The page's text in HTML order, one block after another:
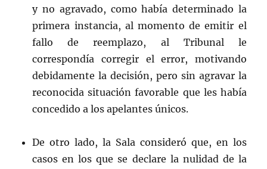
y no agravado, como había determinado la
primera instancia, al momento de emitir el
fallo de reemplazo, al Tribunal le
correspondía corregir el error, motivando
debidamente la decisión, pero sin agravar la
reconocida situación favorable que les había
concedido a los apelantes únicos.
De otro lado, la Sala consideró que, en los
casos en los que se declare la nulidad de la